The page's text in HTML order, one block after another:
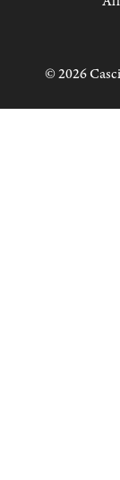
© 2026